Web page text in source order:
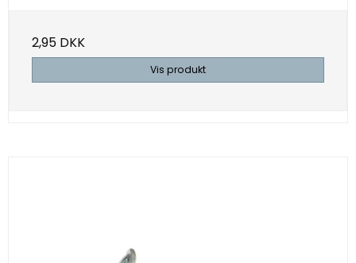
2,95 DKK
Vis produkt